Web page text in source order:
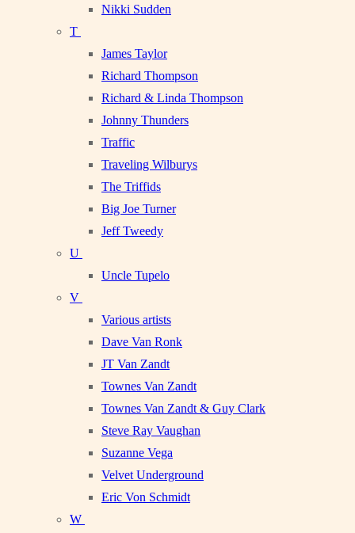
Nikki Sudden
T
James Taylor
Richard Thompson
Richard & Linda Thompson
Johnny Thunders
Traffic
Traveling Wilburys
The Triffids
Big Joe Turner
Jeff Tweedy
U
Uncle Tupelo
V
Various artists
Dave Van Ronk
JT Van Zandt
Townes Van Zandt
Townes Van Zandt & Guy Clark
Steve Ray Vaughan
Suzanne Vega
Velvet Underground
Eric Von Schmidt
W